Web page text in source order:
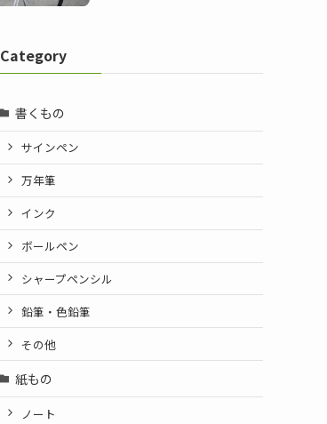
Category
書くもの
サインペン
万年筆
インク
ボールペン
シャープペンシル
鉛筆・色鉛筆
その他
紙もの
ノート